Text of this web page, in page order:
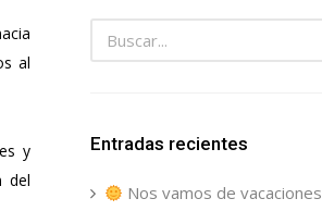
al
y
del
Entradas recientes
Nos vamos de vacaciones